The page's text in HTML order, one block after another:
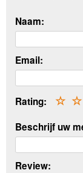
Naam:
Email:
Rating: ☆
☆
Beschrijf uw
Review: